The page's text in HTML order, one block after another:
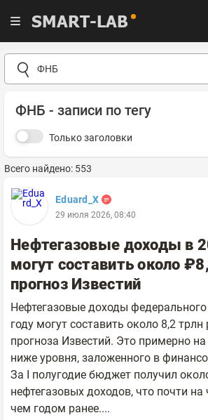
SMART-LAB
ФНБ - записи по тегу
Только заголовки
Всего найдено: 553
Eduard_X
29 июля 2026, 08:40
Нефтегазовые доходы в
могут составить около
прогноз Известий
Нефтегазовые доходы
году могут составить около 8,2 трлн
прогноза Известий. Это примерно
ниже уровня, заложенного в
За I полугодие бюджет получил
нефтегазовых доходов, что почти
чем годом ранее....